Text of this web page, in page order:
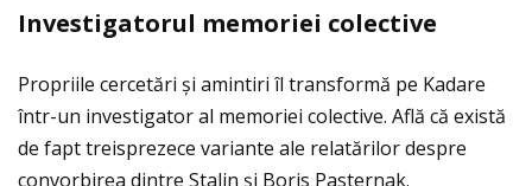
Investigatorul memoriei colective
Propriile cercetări și amintiri îl transformă pe Kadare
într-un investigator al memoriei colective. Află că există
de fapt treisprezece variante ale relatărilor despre
convorbirea dintre Stalin și Boris Pasternak.